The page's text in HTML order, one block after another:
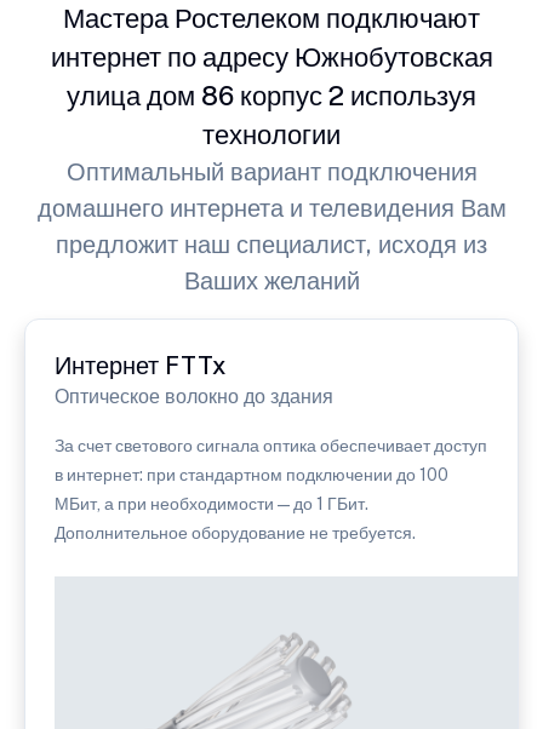
Мастера Ростелеком подключают
интернет по адресу Южнобутовская
улица дом 86 корпус 2 используя
технологии
Оптимальный вариант подключения
домашнего интернета и телевидения Вам
предложит наш специалист, исходя из
Ваших желаний
Интернет FTTx
Оптическое волокно до здания
За счет светового сигнала оптика обеспечивает доступ
в интернет: при стандартном подключении до 100
МБит, а при необходимости — до 1 ГБит.
Дополнительное оборудование не требуется.